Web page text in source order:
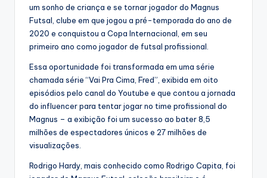
um sonho de criança e se tornar jogador do Magnus
Futsal, clube em que jogou a pré-temporada do ano de
2020 e conquistou a Copa Internacional, em seu
primeiro ano como jogador de futsal profissional.
Essa oportunidade foi transformada em uma série
chamada série “Vai Pra Cima, Fred”, exibida em oito
episódios pelo canal do Youtube e que contou a jornada
do influencer para tentar jogar no time profissional do
Magnus – a exibição foi um sucesso ao bater 8,5
milhões de espectadores únicos e 27 milhões de
visualizações.
Rodrigo Hardy, mais conhecido como Rodrigo Capita, foi